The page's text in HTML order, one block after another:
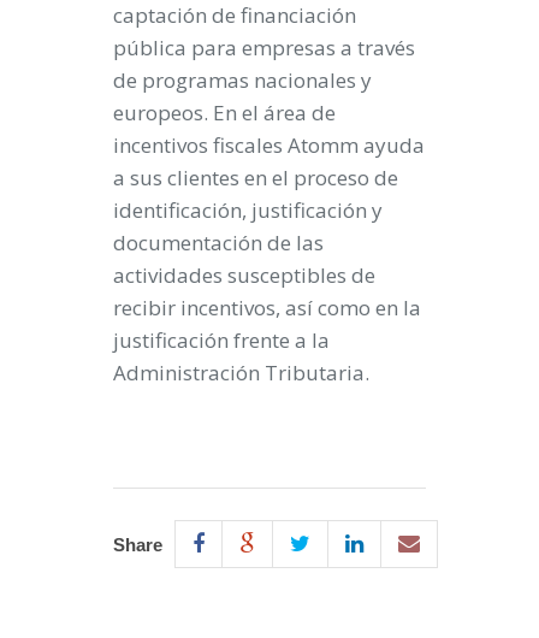
captación de financiación
pública para empresas a través
de programas nacionales y
europeos. En el área de
incentivos fiscales Atomm ayuda
a sus clientes en el proceso de
identificación, justificación y
documentación de las
actividades susceptibles de
recibir incentivos, así como en la
justificación frente a la
Administración Tributaria.
Share